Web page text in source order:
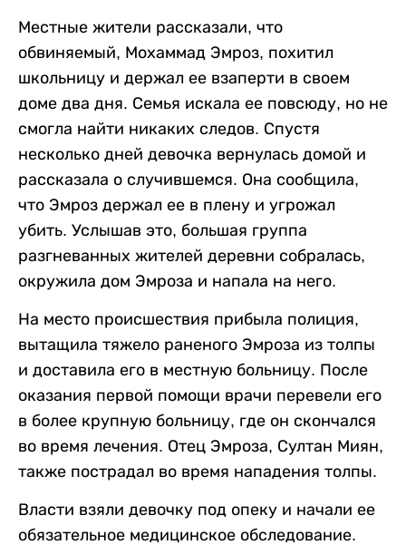
Местные жители рассказали, что
обвиняемый, Мохаммад Эмроз, похитил
школьницу и держал ее взаперти в своем
доме два дня. Семья искала ее повсюду, но не
смогла найти никаких следов. Спустя
несколько дней девочка вернулась домой и
рассказала о случившемся. Она сообщила,
что Эмроз держал ее в плену и угрожал
убить. Услышав это, большая группа
разгневанных жителей деревни собралась,
окружила дом Эмроза и напала на него.
На место происшествия прибыла полиция,
вытащила тяжело раненого Эмроза из толпы
и доставила его в местную больницу. После
оказания первой помощи врачи перевели его
в более крупную больницу, где он скончался
во время лечения. Отец Эмроза, Султан Миян,
также пострадал во время нападения толпы.
Власти взяли девочку под опеку и начали ее
обязательное медицинское обследование.